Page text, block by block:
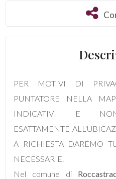
PER MOTIVI DI
PUNTATORE NELLA
INDICATIVI E NON
ESATTAMENTE
A RICHIESTA DAREMO
NECESSARIE.
Nel comune di
Totale
mq